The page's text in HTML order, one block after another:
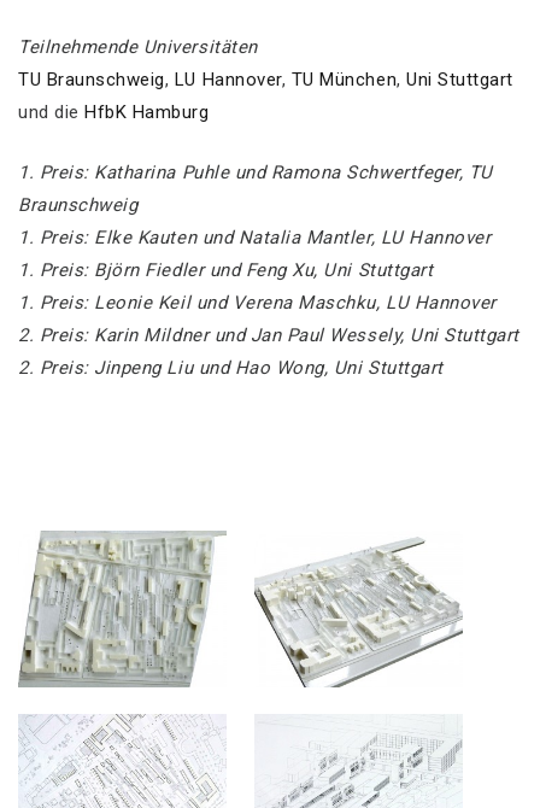
Teilnehmende Universitäten
TU Braunschweig, LU Hannover, TU München,Uni Stuttgart
und dieHfbK Hamburg
1. Preis: Katharina Puhle und Ramona Schwertfeger, TU
Braunschweig
1. Preis: Elke Kauten und Natalia Mantler, LU Hannover
1. Preis: Björn Fiedler und Feng Xu, Uni Stuttgart
1. Preis: Leonie Keil und Verena Maschku, LU Hannover
2. Preis: Karin Mildner und Jan Paul Wessely, Uni Stuttgart
2. Preis: Jinpeng Liu und Hao Wong, Uni Stuttgart